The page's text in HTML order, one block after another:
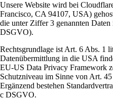
Unsere Website wird bei
Francisco, CA 94107, USA)
die unter Ziffer 3 genannten
DSGVO).
Rechtsgrundlage ist Art. 6 Abs. 1
Datenübermittlung in die USA
EU-US Data Privacy Framework
Schutzniveau im Sinne von Art.
Ergänzend bestehen
c DSGVO.